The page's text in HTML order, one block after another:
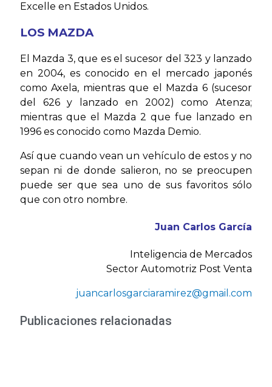
Excelle en Estados Unidos.
LOS MAZDA
El Mazda 3, que es el sucesor del 323 y lanzado
en 2004, es conocido en el mercado japonés
como Axela, mientras que el Mazda 6 (sucesor
del 626 y lanzado en 2002) como Atenza;
mientras que el Mazda 2 que fue lanzado en
1996 es conocido como Mazda Demio.
Así que cuando vean un vehículo de estos y no
sepan ni de donde salieron, no se preocupen
puede ser que sea uno de sus favoritos sólo
que con otro nombre.
Juan Carlos García
Inteligencia de Mercados
Sector Automotriz Post Venta
juancarlosgarciaramirez@gmail.com
Publicaciones relacionadas